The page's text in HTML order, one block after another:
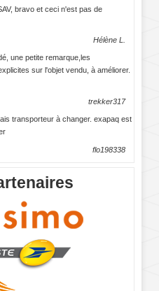
bravo et ceci n'est pas de
Hélène L.
une petite remarque,les
sur l'objet vendu, à améliorer.
trekker317
transporteur à changer. exapaq est
flo198338